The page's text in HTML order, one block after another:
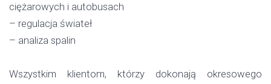
ciężarowych i autobusach
– regulacja świateł
– analiza spalin
Wszystkim klientom, którzy dokonają okresowego